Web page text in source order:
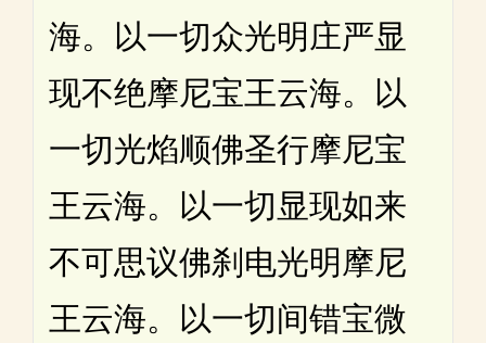
海。以一切众光明庄严显
现不绝摩尼宝王云海。以
一切光焰顺佛圣行摩尼宝
王云海。以一切显现如来
不可思议佛刹电光明摩尼
王云海。以一切间错宝微